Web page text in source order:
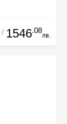
/ 1546.08
лв.